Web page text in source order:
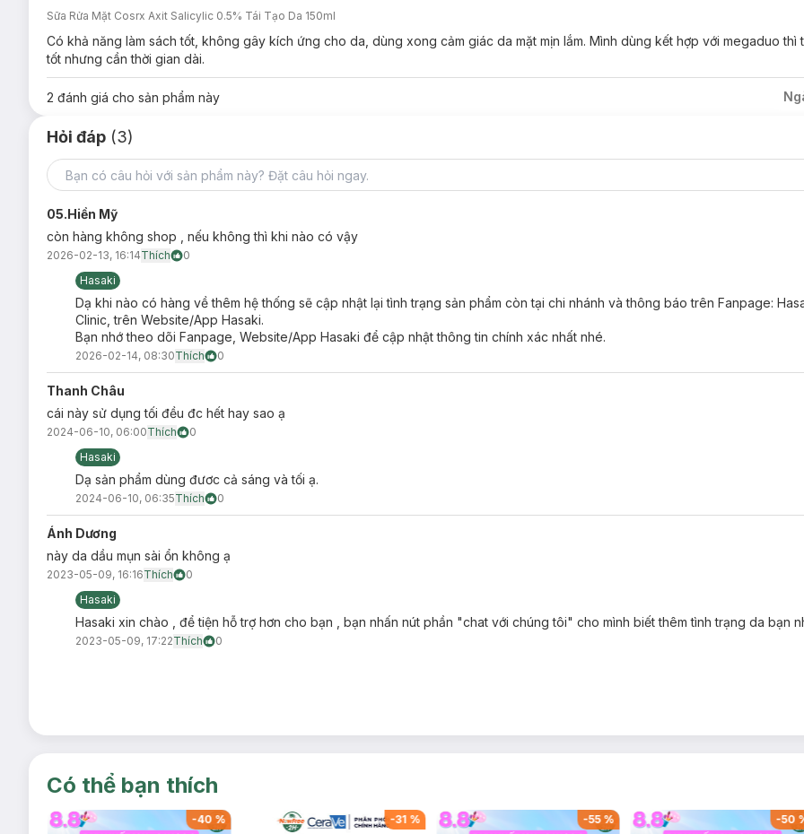
Ưu thế nổi bật:
Nhẹ nhàng loại bỏ tạp chất và bã nhờn dư thừa đồng thời ngăn mụn và vết thâm, mang lại làn da mềm mại và mịn màng mà
bong tróc.
Các thành phần tái tạo từ
Không cồn
Không Sulfates
Sữa Rửa Mặt Cosrx Axit Salicylic 0.5% Tái Tạo Da 150ml
Có khả năng làm sách tốt, không gây kích ứng cho da, dùng xong cảm giác da mặt mịn lắm. Mình dùng kết hợp với megaduo thì
tốt nhưng cần thời gian dài.
2 đánh giá cho sản phẩm này
Hỏi đáp (3)
05.Hiền Mỹ
còn hàng không shop , nếu không thì khi nào có vậy
2026-02-13, 16:14Thích
0
Hasaki
Dạ khi nào có hàng về thêm hệ thống sẽ cập nhật lại tình trạng sản phẩm còn tại chi nhánh và thông báo trên Fanpage:
Clinic, trên Website/App Hasaki.
Bạn nhớ theo dõi Fanpage, Website/App Hasaki để cập nhật thông tin chính xác nhất nhé.
2026-02-14, 08:30Thích 0
Thanh Châu
cái này sử dụng tối đều đc hết hay sao ạ
2024-06-10, 06:00Thích
0
Hasaki
Dạ sản phẩm dùng đươc cả sáng và tối ạ.
2024-06-10, 06:35Thích 0
Ánh Dương
này da dầu mụn sài ổn không ạ
2023-05-09, 16:16Thích
0
Hasaki
Hasaki xin chào , để tiện hỗ trợ hơn cho bạn , bạn nhấn nút phần "chat với chúng tôi" cho mình biết thêm tình trạng da bạn
2023-05-09, 17:22Thích 0
Có thể bạn thích
-40 % -31 % -55% -50